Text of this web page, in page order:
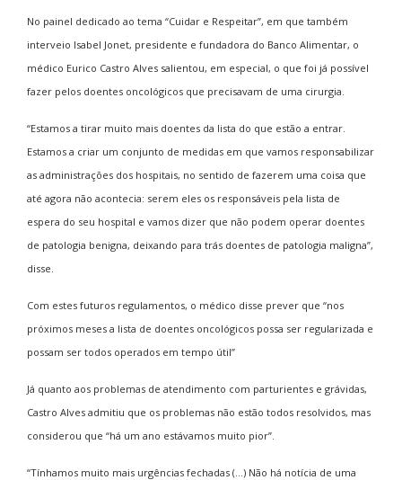
No painel dedicado ao tema “Cuidar e Respeitar”, em que também
interveio Isabel Jonet, presidente e fundadora do Banco Alimentar, o
médico Eurico Castro Alves salientou, em especial, o que foi já possível
fazer pelos doentes oncológicos que precisavam de uma cirurgia.
“Estamos a tirar muito mais doentes da lista do que estão a entrar.
Estamos a criar um conjunto de medidas em que vamos responsabilizar
as administrações dos hospitais, no sentido de fazerem uma coisa que
até agora não acontecia: serem eles os responsáveis pela lista de
espera do seu hospital e vamos dizer que não podem operar doentes
de patologia benigna, deixando para trás doentes de patologia maligna”,
disse.
Com estes futuros regulamentos, o médico disse prever que “nos
próximos meses a lista de doentes oncológicos possa ser regularizada e
possam ser todos operados em tempo útil”
Já quanto aos problemas de atendimento com parturientes e grávidas,
Castro Alves admitiu que os problemas não estão todos resolvidos, mas
considerou que “há um ano estávamos muito pior”.
“Tínhamos muito mais urgências fechadas (…) Não há notícia de uma